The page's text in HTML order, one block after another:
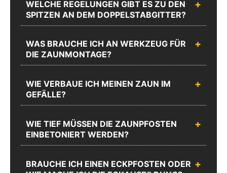
erreichen Sie
Mo.-Do.:
08:00 -
Fr.: 08:00 -
16:00
Zum
Chat
8873-1200
Mo.-Do.:
08:00 -
17:00 und
Fr.: 08:00 -
16:00
WELCHE REGELUNGEN GIBT ES ZU DEN
SPITZEN AN DEM DOPPELSTABGITTER?
WAS BRAUCHE ICH AN WERKZEUG FÜR
DIE ZAUNMONTAGE?
WIE VERBAUE ICH MEINEN ZAUN IM
GEFÄLLE?
WIE TIEF MÜSSEN DIE ZAUNPFOSTEN
EINBETONIERT WERDEN?
BRAUCHE ICH EINEN ECKPFOSTEN ODER